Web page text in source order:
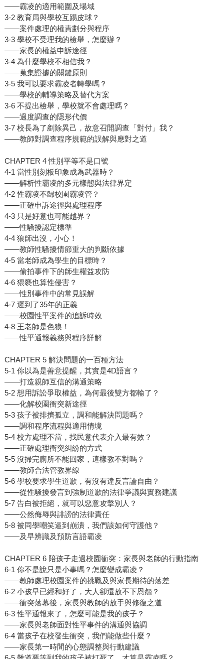
——霸凌的適用範圍及場域
3-2 教育局與學校互踢皮球？
——案件處理的權責劃分與程序
3-3 學校不受理我的檢舉，怎麼辦？
——家長的權益申訴途徑
3-4 為什麼學校不相信我？
——蒐集證據的關鍵原則
3-5 我可以要求霸凌者轉學嗎？
——學校的輔導策略及替代方案
3-6 不提出檢舉，學校就不會處理嗎？
——過度調查的隱形代價
3-7 校長為了剷除異己，故意召開調查「對付」我？
——教師對調查程序規範的誤解與應對之道
CHAPTER 4 性別平等不是口號
4-1 當性別刻板印象成為武器時？
——解析性霸凌的多元樣態與法律界定
4-2 性霸凌不歸校園霸凌管？
——正確申訴途徑與處理程序
4-3 只是好意也可能越界？
——性騷擾認定標準
4-4 狼師出沒，小心！
——教師性騷擾情節重大的判斷依據
4-5 當老師成為學生的目標時？
——偷拍事件下的師生權益攻防
4-6 猥褻也算性侵害？
——性別事件中的常見誤解
4-7 遲到了35年的正義
——校園性平案件的追訴時效
4-8 王老師是色狼！
——性平通報義務與程序詳解
CHAPTER 5 解決問題的一百種方法
5-1 你以為是善意提醒，其實是4D語言？
——打造親師互信的溝通策略
5-2 想用訴訟爭取權益，為何最後雙方都輸了？
——化解校園衝突新途徑
5-3 孩子被排擠孤立，調和能解決問題嗎？
——調和程序流程與適用情境
5-4 校方處理不當，找民意代表介入最有效？
——正確處理衝突糾紛的方式
5-5 沒掃完廁所不能回家，這樣教不對嗎？
——教師合法管教界線
5-6 學校要求學生道歉，有沒有違反言論自由？
——從性騷擾發言到強制道歉的法律爭議與實務建議
5-7 告白被拒絕，就可以惡意攻擊別人？
——公然侮辱與誹謗的法律責任
5-8 被同學嘲笑逼到崩潰，我們該如何守護他？
——及早辨識及預防言語霸凌
CHAPTER 6 陪孩子走過校園衝突：家長與老師的行動指南
6-1 你不是說只是小事嗎？怎麼變成霸凌？
——教師處理校園案件的挑戰及與家長期待的落差
6-2 小孩早已經和好了，大人卻還放不下恩怨？
——衝突落幕後，家長與教師的放手與修復之道
6-3 性平通報來了，怎麼可能是我的孩子？
——家長與老師面對性平事件的溝通與協調
6-4 當孩子在校發生衝突，我們能做些什麼？
——家長第一時間的心態調整與行動建議